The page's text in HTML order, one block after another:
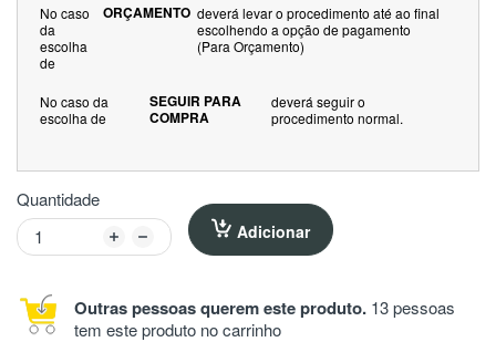
No caso
da
escolha
de
ORÇAMENTO deverá levar o procedimento até ao final
escolhendo a opção de pagamento
(Para Orçamento)
No caso da
escolha de
SEGUIR PARA
COMPRA
deverá seguir o
procedimento normal.
Quantidade
Adicionar
Outras pessoas querem este produto. 13 pessoas
tem este produto no carrinho